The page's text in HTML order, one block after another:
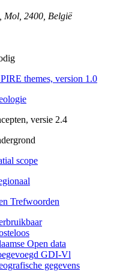
Mol 2400 België
themes, version 1.0
versie 2.4
scope
Trefwoorden
Open data
GDI-Vl
gegevens